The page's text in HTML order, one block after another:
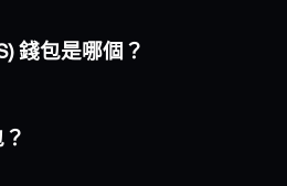
錢包是哪個？